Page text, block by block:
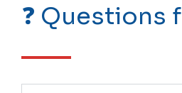
❓